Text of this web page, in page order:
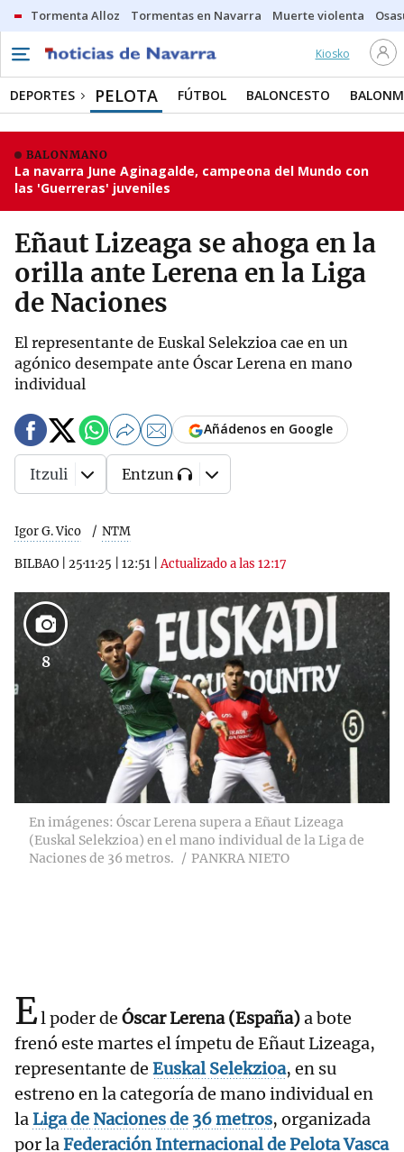
Tormenta Alloz Tormentas en Navarra Muerte violenta
Kiosko
DEPORTES PELOTA FÚTBOL BALONCESTO
BALONMANO
La navarra June Aginagalde, campeona del Mundo con
las 'Guerreras' juveniles
Eñaut Lizeaga se ahoga en la
orilla ante Lerena en la Liga
de Naciones
El representante de Euskal Selekzioa cae en un
agónico desempate ante Óscar Lerena en mano
individual
Igor G. Vico NTM
BILBAO 25·11·25 12:51 |Actualizado a las 12:17
Añádenos en Google
Itzuli Entzun
8
En imágenes: Óscar Lerena supera a Eñaut Lizeaga
(Euskal Selekzioa) en el mano individual de la Liga de
Naciones de 36 metros.
PANKRA NIETO
El poder de Óscar Lerena (España)a bote
frenó este martes el ímpetu de Eñaut Lizeaga,
representante de Euskal Selekzioa, en su
estreno en la categoría de mano individual en
laLiga de Naciones de 36metros, organizada
por laFederación Internacional de Pelota Vasca